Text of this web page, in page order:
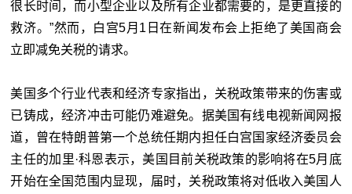
很长时间，而小型企业以及所有企业都需要的，是更直接的
救济。”然而，白宫5月1日在新闻发布会上拒绝了美国商会
立即减免关税的请求。
美国多个行业代表和经济专家指出，关税政策带来的伤害或
已铸成，经济冲击可能仍难避免。据美国有线电视新闻网报
道，曾在特朗普第一个总统任期内担任白宫国家经济委员会
主任的加里·科恩表示，美国目前关税政策的影响将在5月底
开始在全国范围内显现，届时，关税政策将对低收入美国人